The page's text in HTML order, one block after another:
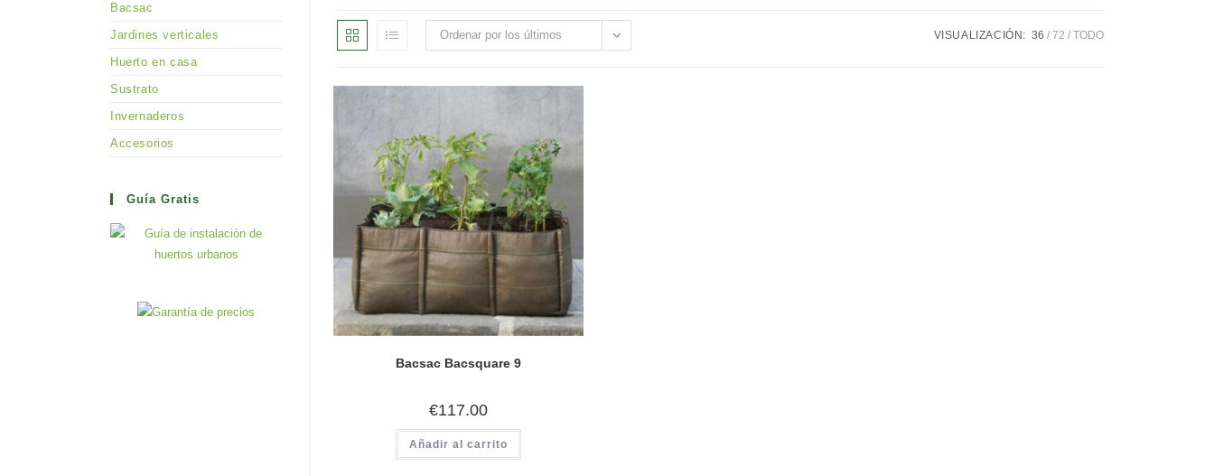
Ordenar por los últimos VISUALIZACIÓN: 36 72 TODO
Bacsac Bacsquare 9
€117.00
Añadir al carrito
Bacsac
Jardines verticales
Huerto en casa
Sustrato
Invernaderos
Accesorios
Guía Gratis